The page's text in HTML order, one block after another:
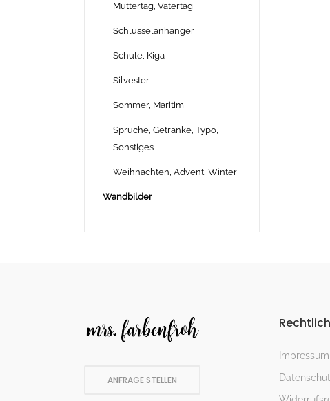
Muttertag, Vatertag
Schlüsselanhänger
Schule, Kiga
Silvester
Sommer, Maritim
Sprüche, Getränke, Typo,
Sonstiges
Weihnachten, Advent, Winter
Wandbilder
ANFRAGE STELLEN
Impressum